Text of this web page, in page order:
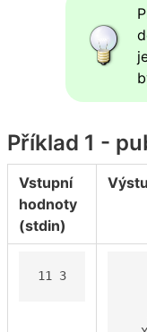
Příklad 1 -
Vstupní
hodnoty
(stdin)
11 3